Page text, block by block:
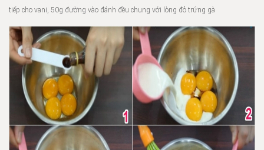
tiếp cho vani, 50g đường vào đánh đều chung với lòng đỏ trứng gà